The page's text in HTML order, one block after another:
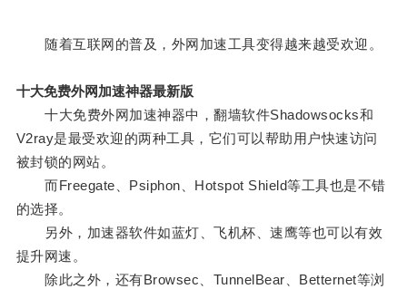
随着互联网的普及，外网加速工具变得越来越受欢迎。
十大免费外网加速神器最新版
十大免费外网加速神器中，翻墙软件Shadowsocks和
V2ray是最受欢迎的两种工具，它们可以帮助用户快速访问
被封锁的网站。
而Freegate、Psiphon、Hotspot Shield等工具也是不错
的选择。
另外，加速器软件如蓝灯、飞机杯、速鹰等也可以有效
提升网速。
除此之外，还有Browsec、TunnelBear、Betternet等浏